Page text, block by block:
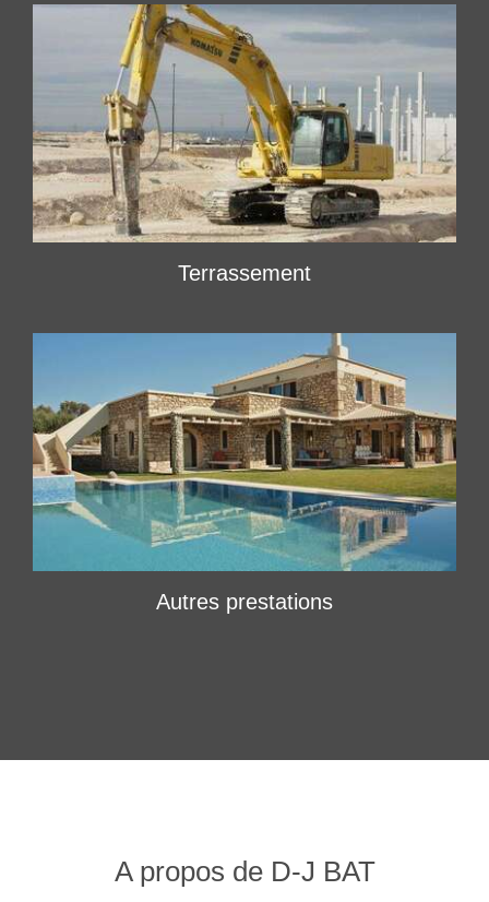
Terrassement
Autres prestations
A propos de D-J BAT